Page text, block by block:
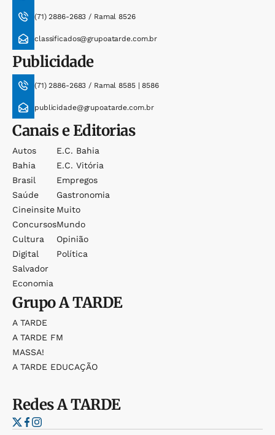
(71) 2886-2683 / Ramal 8526
classificados@grupoatarde.com.br
Publicidade
(71) 2886-2683 / Ramal 8585 | 8586
publicidade@grupoatarde.com.br
Canais e Editorias
Autos
Bahia
Brasil
Saúde
Cineinsite
Concursos
Cultura
Digital
Salvador
Economia
E.c. Bahia
E.c. Vitória
Empregos
Gastronomia
Muito
Mundo
Opinião
Política
GrupoA TARDE
A TARDE
A TARDE FM
MASSA!
A TARDE EDUCAÇÃO
RedesA TARDE